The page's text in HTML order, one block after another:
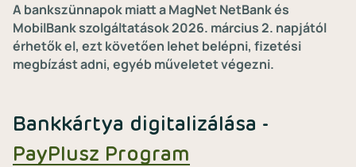
A bankszünnapok miatt a MagNet NetBank és
MobilBank szolgáltatások 2026. március 2. napjától
érhetők el, ezt követően lehet belépni, fizetési
megbízást adni, egyéb műveletet végezni.
Bankkártya digitalizálása -
PayPlusz Program